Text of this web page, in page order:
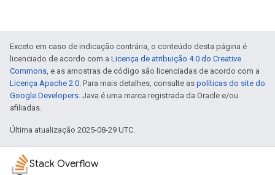
Exceto em caso de indicação contrária, o conteúdo desta página é
licenciado de acordo com a Licença de atribuição 4.0 do Creative
Commons , e as amostras de código são licenciadas de acordo com a
Licença Apache 2.0 . Para mais detalhes, consulte as políticas do site do
Google Developers . Java é uma marca registrada da Oracle e/ou
afiliadas.
Última atualização 2025-08-29 UTC.
Stack Overflow